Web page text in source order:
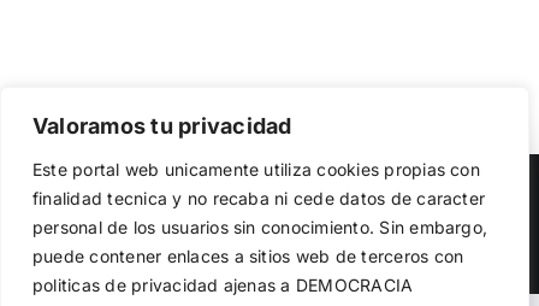
Valoramos tu privacidad
Este portal web unicamente utiliza cookies propias con
finalidad tecnica y no recaba ni cede datos de caracter
personal de los usuarios sin conocimiento. Sin embargo,
puede contener enlaces a sitios web de terceros con
politicas de privacidad ajenas a DEMOCRACIA
Copyright 2023 | Democracia Nacional | All Rights Reserved
Facebook
TwitterInstagram
el funcionamiento de la web, medir su uso y mejorar
nuestros servicios. Puede aceptar todas las cookies,
rechazar las no necesarias o configurar sus preferencias.
Política de cookies